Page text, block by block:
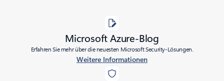
Microsoft Azure-Blog
Erfahren Sie mehr über die neuesten Microsoft Security-Lösungen.
Weitere Informationen